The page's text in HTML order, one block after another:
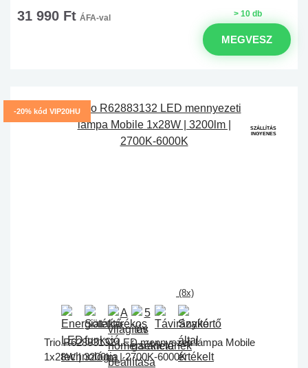
> 10 db
31 990 Ft ÁFA-val
MEGVESZ
-20% kód VIP20HU
SZÁLLÍTÁS
INGYENES
(8x)
Trio R62883132 LED mennyezeti lámpa Mobile
1x28W | 3200lm | 2700K-6000K